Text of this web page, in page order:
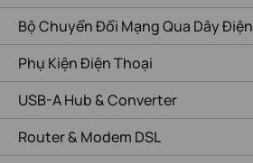
Bộ Chuyển Đổi Mạng Qua Dây Điện
Phụ Kiện Điện Thoại
USB-A Hub & Converter
Router & Modem DSL